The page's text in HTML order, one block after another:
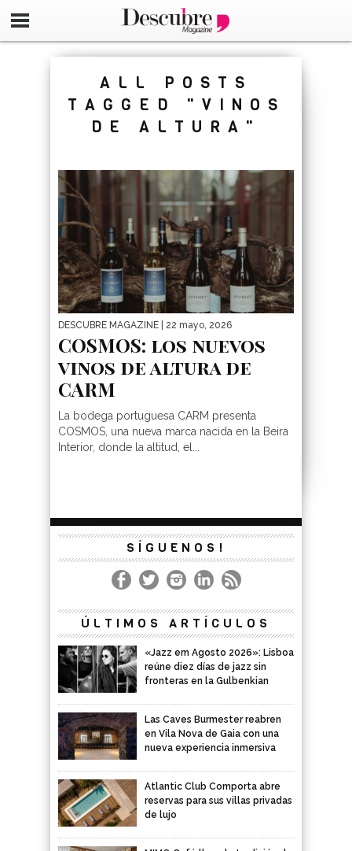
google-site-
ALL POSTS
TAGGED "VINOS
DE ALTURA"
DESCUBRE MAGAZINE | 22 mayo, 2026
COSMOS: los nuevos
vinos de altura de
CARM
La bodega portuguesa CARM presenta
COSMOS, una nueva marca nacida en la Beira
Interior, donde la altitud, el...
SÍGUENOS!
ÚLTIMOS ARTÍCULOS
«Jazz em Agosto 2026»: Lisboa
reúne diez días de jazz sin
fronteras en la Gulbenkian
Las Caves Burmester reabren
en Vila Nova de Gaia con una
nueva experiencia inmersiva
Atlantic Club Comporta abre
reservas para sus villas privadas
de lujo